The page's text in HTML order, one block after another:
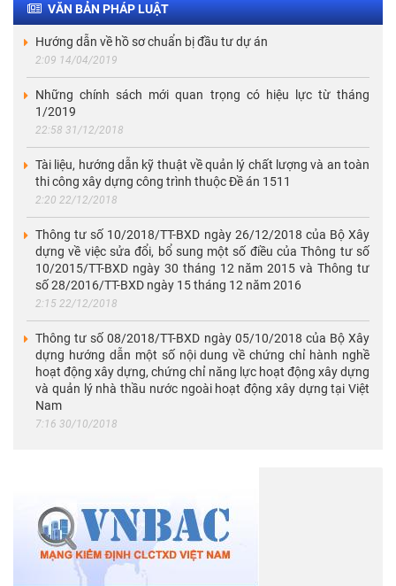
VĂN BẢN PHÁP LUẬT
Hướng dẫn về hồ sơ chuẩn bị đầu tư dự án
2:09 14/04/2019
Những chính sách mới quan trọng có hiệu lực từ tháng
1/2019
22:58 31/12/2018
Tài liệu, hướng dẫn kỹ thuật về quản lý chất lượng và an toàn
thi công xây dựng công trình thuộc Đề án 1511
2:20 22/12/2018
Thông tư số 10/2018/TT-BXD ngày 26/12/2018 của Bộ Xây
dựng về việc sửa đổi, bổ sung một số điều của Thông tư số
10/2015/TT-BXD ngày 30 tháng 12 năm 2015 và Thông tư
số 28/2016/TT-BXD ngày 15 tháng 12 năm 2016
2:15 22/12/2018
Thông tư số 08/2018/TT-BXD ngày 05/10/2018 của Bộ Xây
dựng hướng dẫn một số nội dung về chứng chỉ hành nghề
hoạt động xây dựng, chứng chỉ năng lực hoạt động xây dựng
và quản lý nhà thầu nước ngoài hoạt động xây dựng tại Việt
Nam
7:16 30/10/2018